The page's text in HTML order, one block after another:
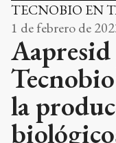
TECNOBIO EN
1 de febrero de
la